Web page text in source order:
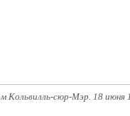
Кольвилль-сюр-Мэр. 18